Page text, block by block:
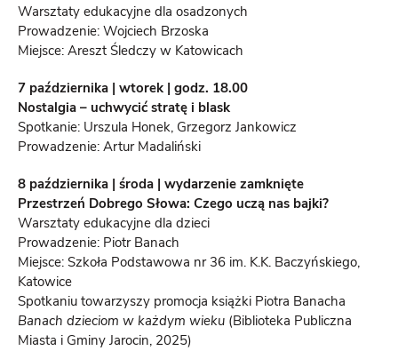
Warsztaty edukacyjne dla osadzonych
Prowadzenie: Wojciech Brzoska
Miejsce: Areszt Śledczy w Katowicach
7 października | wtorek | godz. 18.00
Nostalgia – uchwycić stratę i blask
Spotkanie: Urszula Honek, Grzegorz Jankowicz
Prowadzenie: Artur Madaliński
8 października | środa | wydarzenie zamknięte
Przestrzeń Dobrego Słowa: Czego uczą nas bajki?
Warsztaty edukacyjne dla dzieci
Prowadzenie: Piotr Banach
Miejsce: Szkoła Podstawowa nr 36 im. K.K. Baczyńskiego,
Katowice
Spotkaniu towarzyszy promocja książki Piotra Banacha
Banach dzieciom w każdym wieku (Biblioteka Publiczna
Miasta i Gminy Jarocin, 2025)